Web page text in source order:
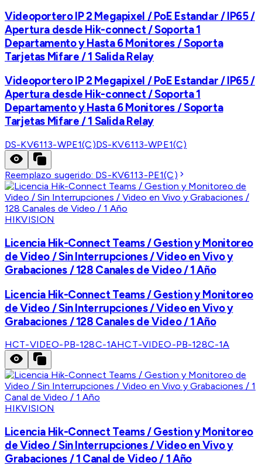
Videoportero IP 2 Megapixel / PoE Estandar / IP65 /
Apertura desde Hik-connect / Soporta 1
Departamento y Hasta 6 Monitores / Soporta
Tarjetas Mifare / 1 Salida Relay
Videoportero IP 2 Megapixel / PoE Estandar / IP65 /
Apertura desde Hik-connect / Soporta 1
Departamento y Hasta 6 Monitores / Soporta
Tarjetas Mifare / 1 Salida Relay
DS-KV6113-WPE1(C)DS-KV6113-WPE1(C)
Reemplazo sugerido: DS-KV6113-PE1(C)
HIKVISION
Licencia Hik-Connect Teams / Gestion y Monitoreo
de Video / Sin Interrupciones / Video en Vivo y
Grabaciones / 128 Canales de Video / 1 Año
Licencia Hik-Connect Teams / Gestion y Monitoreo
de Video / Sin Interrupciones / Video en Vivo y
Grabaciones / 128 Canales de Video / 1 Año
HCT-VIDEO-PB-128C-1AHCT-VIDEO-PB-128C-1A
HIKVISION
Licencia Hik-Connect Teams / Gestion y Monitoreo
de Video / Sin Interrupciones / Video en Vivo y
Grabaciones / 1 Canal de Video / 1 Año